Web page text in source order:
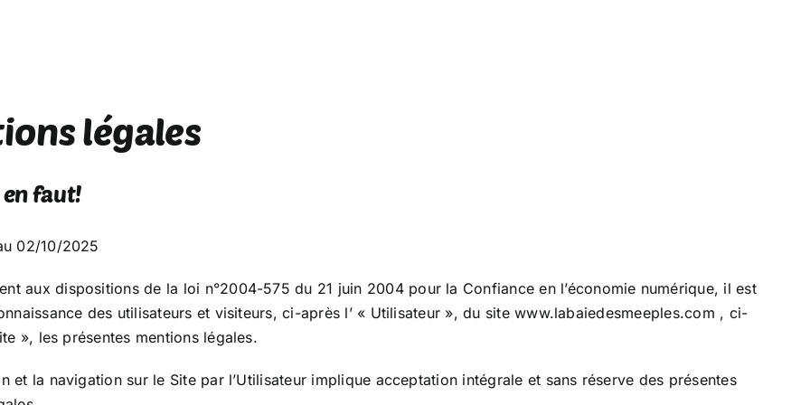
légales
en faut!
02/10/2025
aux dispositions de la loi n°2004-575 du 21 juin 2004 pour la Confiance en l’économie numérique, il est
des utilisateurs et visiteurs, ci-après l’ « Utilisateur », du site www.labaiedesmeeples.com , ci-
», les présentes mentions légales.
et la navigation sur le Site par l’Utilisateur implique acceptation intégrale et sans réserve des présentes